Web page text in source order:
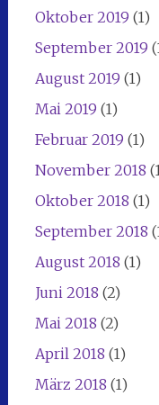
Oktober 2019 (1)
September 2019
August 2019 (1)
Mai 2019 (1)
Februar 2019 (1)
November 2018
Oktober 2018 (1)
September 2018
August 2018 (1)
Juni 2018 (2)
Mai 2018 (2)
April 2018 (1)
März 2018 (1)